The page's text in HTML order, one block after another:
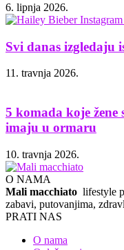
6. lipnja 2026.
Svi danas izgledaju
11. travnja 2026.
5 komada koje
imaju u ormaru
10. travnja 2026.
O NAMA
Mali macchiato lifestyle
zabavi, putovanjima,
PRATI NAS
O nama